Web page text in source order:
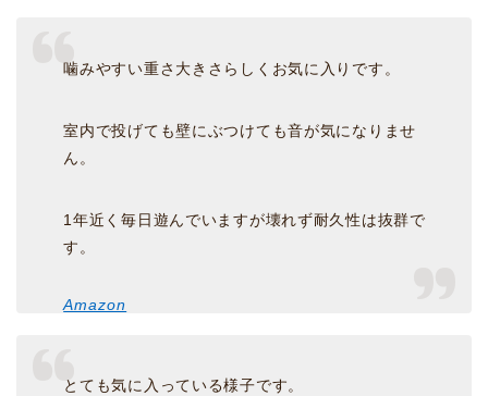
噛みやすい重さ大きさらしくお気に入りです。
室内で投げても壁にぶつけても音が気になりませ
ん。
1年近く毎日遊んでいますが壊れず耐久性は抜群で
す。
Amazon
とても気に入っている様子です。